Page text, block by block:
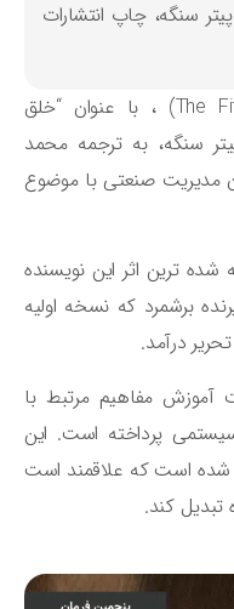
چاپ انتشارات
کتاب پنجمین فرمان (The Fifth Discipline) ، با عنوان “خلق
سنگه، به ترجمه محمد
صنعتی با موضوع
اثر این نویسنده
که نسخه اولیه
مفاهیم مرتبط با
پرداخته است. این
که علاقمند است
کند.